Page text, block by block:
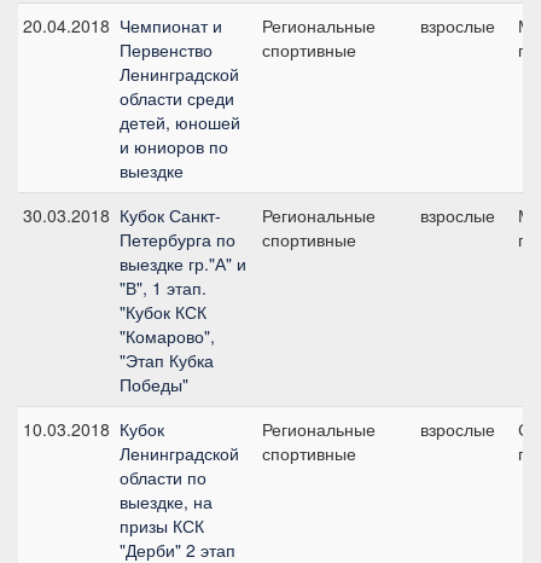
20.04.2018 Чемпионат и
Первенство
Ленинградской
области среди
детей, юношей
и юниоров по
выездке
Региональные
спортивные
взрослые
30.03.2018 Кубок Санкт-
Петербурга по
выездке гр."А" и
"В", 1 этап.
"Кубок КСК
"Комарово",
"Этап Кубка
Победы"
Региональные
спортивные
взрослые
10.03.2018 Кубок
Ленинградской
области по
выездке, на
призы КСК
"Дерби" 2 этап
Региональные
спортивные
взрослые